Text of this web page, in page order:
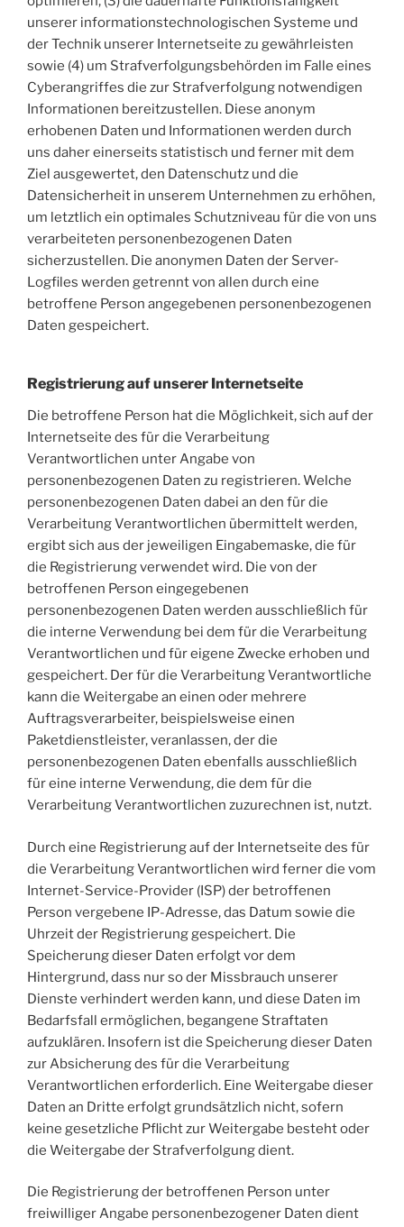
unserer informationstechnologischen Systeme und
der Technik unserer Internetseite zu gewährleisten
sowie (4) um Strafverfolgungsbehörden im Falle eines
Cyberangriffes die zur Strafverfolgung notwendigen
Informationen bereitzustellen. Diese anonym
erhobenen Daten und Informationen werden durch
uns daher einerseits statistisch und ferner mit dem
Ziel ausgewertet, den Datenschutz und die
Datensicherheit in unserem Unternehmen zu erhöhen,
um letztlich ein optimales Schutzniveau für die von uns
verarbeiteten personenbezogenen Daten
sicherzustellen. Die anonymen Daten der Server-
Logfiles werden getrennt von allen durch eine
betroffene Person angegebenen personenbezogenen
Daten gespeichert.
Registrierung auf unserer Internetseite
Die betroffene Person hat die Möglichkeit, sich auf der
Internetseite des für die Verarbeitung
Verantwortlichen unter Angabe von
personenbezogenen Daten zu registrieren. Welche
personenbezogenen Daten dabei an den für die
Verarbeitung Verantwortlichen übermittelt werden,
ergibt sich aus der jeweiligen Eingabemaske, die für
die Registrierung verwendet wird. Die von der
betroffenen Person eingegebenen
personenbezogenen Daten werden ausschließlich für
die interne Verwendung bei dem für die Verarbeitung
Verantwortlichen und für eigene Zwecke erhoben und
gespeichert. Der für die Verarbeitung Verantwortliche
kann die Weitergabe an einen oder mehrere
Auftragsverarbeiter, beispielsweise einen
Paketdienstleister, veranlassen, der die
personenbezogenen Daten ebenfalls ausschließlich
für eine interne Verwendung, die dem für die
Verarbeitung Verantwortlichen zuzurechnen ist, nutzt.
Durch eine Registrierung auf der Internetseite des für
die Verarbeitung Verantwortlichen wird ferner die vom
Internet-Service-Provider (ISP) der betroffenen
Person vergebene IP-Adresse, das Datum sowie die
Uhrzeit der Registrierung gespeichert. Die
Speicherung dieser Daten erfolgt vor dem
Hintergrund, dass nur so der Missbrauch unserer
Dienste verhindert werden kann, und diese Daten im
Bedarfsfall ermöglichen, begangene Straftaten
aufzuklären. Insofern ist die Speicherung dieser Daten
zur Absicherung des für die Verarbeitung
Verantwortlichen erforderlich. Eine Weitergabe dieser
Daten an Dritte erfolgt grundsätzlich nicht, sofern
keine gesetzliche Pflicht zur Weitergabe besteht oder
die Weitergabe der Strafverfolgung dient.
Die Registrierung der betroffenen Person unter
freiwilliger Angabe personenbezogener Daten dient